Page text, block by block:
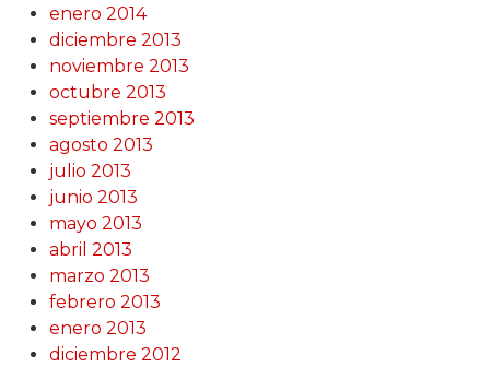
enero 2014
diciembre 2013
noviembre 2013
octubre 2013
septiembre 2013
agosto 2013
julio 2013
junio 2013
mayo 2013
abril 2013
marzo 2013
febrero 2013
enero 2013
diciembre 2012